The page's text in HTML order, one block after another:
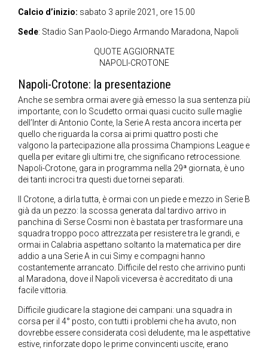
Calcio d’inizio: sabato 3 aprile 2021, ore 15.00
Sede: Stadio San Paolo-Diego Armando Maradona, Napoli
QUOTE AGGIORNATE
NAPOLI-CROTONE
Napoli-Crotone: la presentazione
Anche se sembra ormai avere già emesso la sua sentenza più
importante, con lo Scudetto ormai quasi cucito sulle maglie
dell’Inter di Antonio Conte, la Serie A resta ancora incerta per
quello che riguarda la corsa ai primi quattro posti che
valgono la partecipazione alla prossima Champions League e
quella per evitare gli ultimi tre, che significano retrocessione.
Napoli-Crotone, gara in programma nella 29ª giornata, è uno
dei tanti incroci tra questi due tornei separati.
Il Crotone, a dirla tutta, è ormai con un piede e mezzo in Serie B
già da un pezzo: la scossa generata dal tardivo arrivo in
panchina di Serse Cosmi non è bastata per trasformare una
squadra troppo poco attrezzata per resistere tra le grandi, e
ormai in Calabria aspettano soltanto la matematica per dire
addio a una Serie A in cui Simy e compagni hanno
costantemente arrancato. Difficile del resto che arrivino punti
al Maradona, dove il Napoli viceversa è accreditato di una
facile vittoria.
Difficile giudicare la stagione dei campani: una squadra in
corsa per il 4° posto, con tutti i problemi che ha avuto, non
dovrebbe essere considerata così deludente, ma le aspettative
estive, rinforzate dopo le prime convincenti uscite, erano